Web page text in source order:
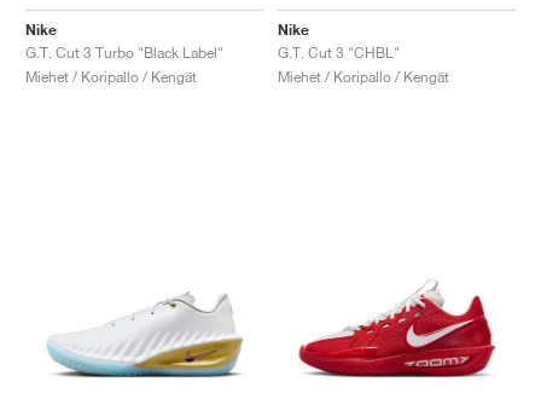
Nike
G.T. Cut 3 Turbo "Black Label"
Miehet / Koripallo / Kengät
Nike
G.T. Cut 3 "CHBL"
Miehet / Koripallo / Kengät